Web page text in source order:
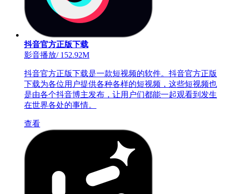
抖音官方正版下载
影音播放/152.92M
抖音官方正版下载是一款短视频的软件。抖音官方正版
下载为各位用户提供各种各样的短视频，这些短视频也
是由各个抖音博主发布，让用户们都能一起观看到发生
在世界各处的事情。
查看